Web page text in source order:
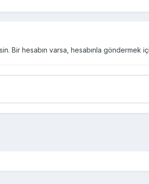
Bir hesabın varsa, hesabınla göndermek